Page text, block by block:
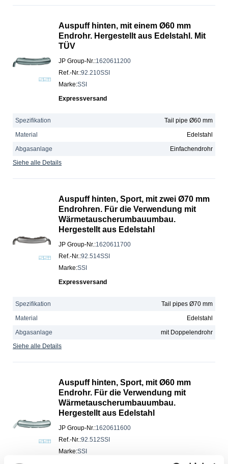
Auspuff hinten, mit einem Ø60 mm
Endrohr. Hergestellt aus Edelstahl. Mit
TÜV
JP Group-Nr.:1620611200
Ref.-Nr.:92.210SSI
Marke:SSI
Expressversand
Spezifikation
Tail pipe Ø60 mm
Material
Edelstahl
Abgasanlage
Einfachendrohr
Siehe alle Details
Auspuff hinten, Sport, mit zwei Ø70 mm
Endrohren. Für die Verwendung mit
Wärmetauscherumbauumbau.
Hergestellt aus Edelstahl
JP Group-Nr.:1620611700
Ref.-Nr.:92.514SSI
Marke:SSI
Expressversand
Spezifikation
Tail pipes Ø70 mm
Material
Edelstahl
Abgasanlage
mit Doppelendrohr
Siehe alle Details
Auspuff hinten, Sport, mit Ø60 mm
Endrohr. Für die Verwendung mit
Wärmetauscherumbauumbau.
Hergestellt aus Edelstahl
JP Group-Nr.:1620611600
Ref.-Nr.:92.512SSI
Marke:SSI